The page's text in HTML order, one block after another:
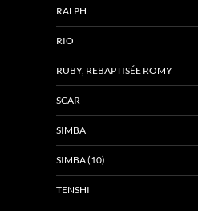
RALPH
RIO
RUBY, REBAPTISÉE ROMY
SCAR
SIMBA
SIMBA (10)
TENSHI